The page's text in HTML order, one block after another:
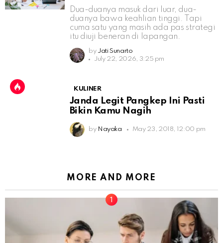
Dua-duanya masuk dari luar, dua-
duanya bawa keahlian tinggi. Tapi
cuma satu yang masih ada pas strategi
itu diuji beneran di lapangan.
by Jati Sunarto
July 22, 2026, 3:25 pm
KULINER
Janda Legit Pangkep Ini Pasti
Bikin Kamu Nagih
by Nayaka May 23, 2018, 12:00 pm
MORE AND MORE